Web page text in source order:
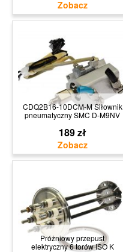
CDQ2B16-10DCM-M Siłownik
pneumatyczny SMC D-M9NV
189 zł
Próżniowy przepust
elektryczny 6 torów ISO K